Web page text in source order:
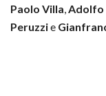
Paolo Villa
Peruzzie